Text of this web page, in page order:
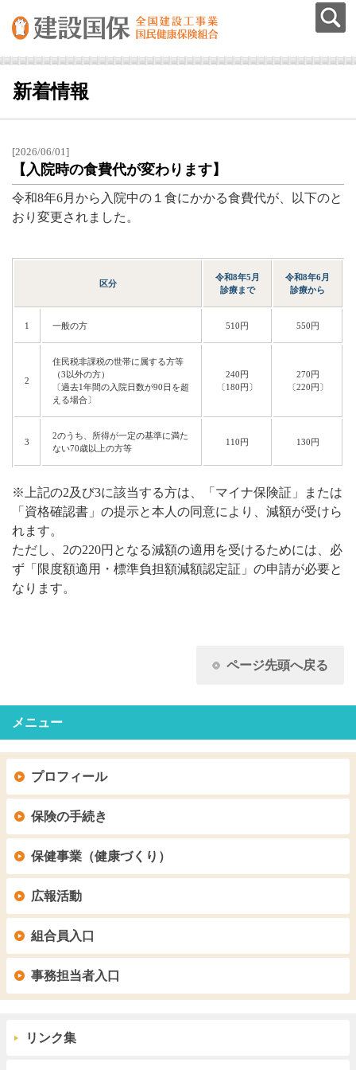
新着情報
[2026/06/01]
【入院時の食費代が変わります】
令和8年6月から入院中の１食にかかる食費代が、以下のと
おり変更されました。
区分
令和8年5月
診療まで
令和8年6月
診療から
1 一般の方 510円 550円
2
住民税非課税の世帯に属する方等
（3以外の方）
〔過去1年間の入院日数が90日を超
える場合〕
240円
〔180円〕
270円
〔220円〕
3
2のうち、所得が一定の基準に満た
ない70歳以上の方等
110円 130円
※上記の2及び3に該当する方は、「マイナ保険証」または
「資格確認書」の提示と本人の同意により、減額が受けら
れます。
ただし、2の220円となる減額の適用を受けるためには、必
ず「限度額適用・標準負担額減額認定証」の申請が必要と
なります。
ページ先頭へ戻る
メニュー
プロフィール
保険の手続き
保健事業（健康づくり）
広報活動
組合員入口
事務担当者入口
リンク集